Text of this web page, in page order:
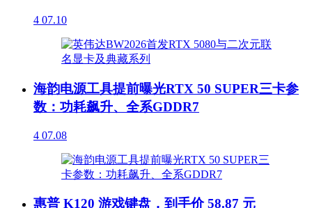
4 07.10
海韵电源工具提前曝光RTX 50 SUPER三卡参
数：功耗飙升、全系GDDR7
4 07.08
惠普 K120 游戏键盘，到手价 58.87 元